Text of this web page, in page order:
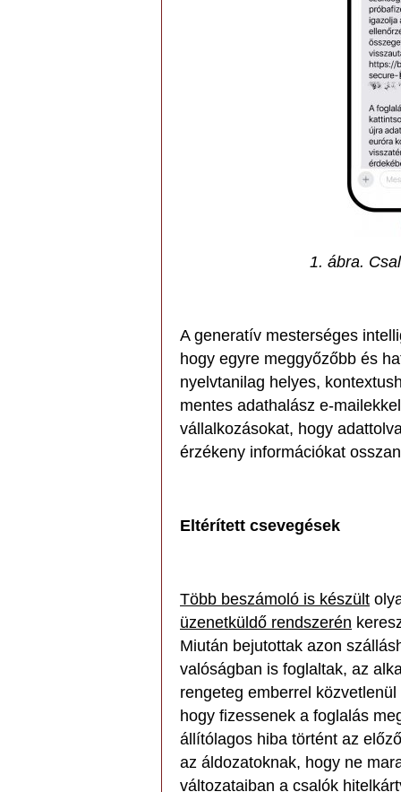
1. ábra.
A generatív mesterséges
hogy egyre meggyőzőbb és
nyelvtanilag helyes,
mentes adathalász e-
vállalkozásokat, hogy
érzékeny információkat
Eltérített csevegések
Több beszámoló is készült
üzenetküldő rendszerén
Miután bejutottak azon
valóságban is foglaltak, az
rengeteg emberrel
hogy fizessenek a foglalás
állítólagos hiba történt az
az áldozatoknak, hogy ne
változataiban a csalók